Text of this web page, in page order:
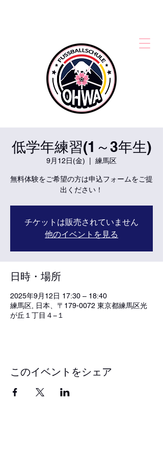
低学年練習(1～3年生)
9月12日(金) 練馬区
無料体験をご希望の方は申込フォームをご提
出ください！
チケットは販売されていません
他のイベントを見る
日時・場所
2025年9月12日 17:30 – 18:40
練馬区, 日本、〒179-0072 東京都練馬区光
が丘１丁目４−１
このイベントをシェア